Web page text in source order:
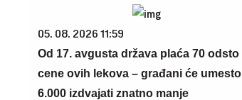
05. 08. 2026 11:59
Od 17. avgusta država plaća 70 odsto
cene ovih lekova – građani će umesto
6.000 izdvajati znatno manje